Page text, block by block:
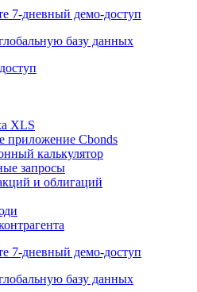
7-дневный
базу данных
XLS
приложение Cbonds
калькулятор
запросы